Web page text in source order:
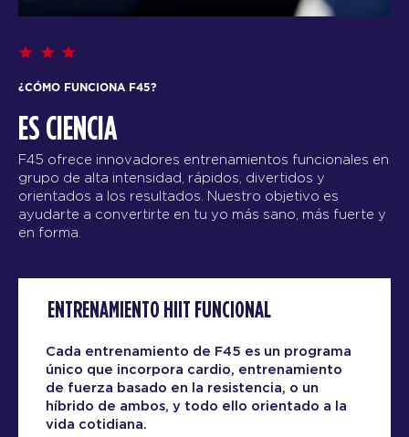
¿CÓMO FUNCIONA F45?
ES CIENCIA
F45 ofrece innovadores entrenamientos funcionales en
grupo de alta intensidad, rápidos, divertidos y
orientados a los resultados. Nuestro objetivo es
ayudarte a convertirte en tu yo más sano, más fuerte y
en forma.
ENTRENAMIENTO HIIT FUNCIONAL
Cada entrenamiento de F45 es un programa
único que incorpora cardio, entrenamiento
de fuerza basado en la resistencia, o un
híbrido de ambos, y todo ello orientado a la
vida cotidiana.